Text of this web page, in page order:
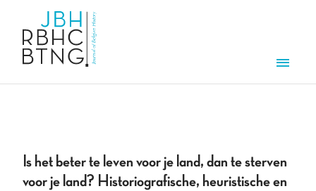
Is het beter te leven voor je land, dan te sterven
voor je land? Historiografische, heuristische en